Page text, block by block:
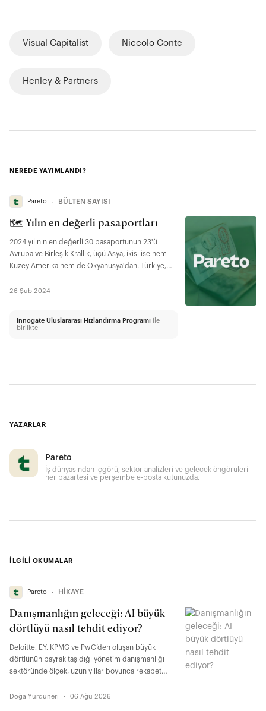
Visual Capitalist Niccolo Conte
Henley & Partners
NEREDE YAYIMLANDI?
Pareto ∙ BÜLTEN SAYISI
🗺️ Yılın en değerli pasaportları
2024 yılının en değerli 30 pasaportunun 23'ü
Avrupa ve Birleşik Krallık, üçü Asya, ikisi ise hem
Kuzey Amerika hem de Okyanusya'dan. Türkiye,
26 Şub 2024
Innogate Uluslararası Hızlandırma Programı ile
birlikte
YAZARLAR
Pareto
İş dünyasından içgörü, sektör analizleri ve gelecek öngörüleri
her pazartesi ve perşembe e-posta kutunuzda.
İLGİLİ OKUMALAR
Pareto ∙ HİKAYE
Danışmanlığın geleceği: AI büyük
dörtlüyü nasıl tehdit ediyor?
Deloitte, EY, KPMG ve PwC’den oluşan büyük
dörtlünün bayrak taşıdığı yönetim danışmanlığı
sektöründe ölçek, uzun yıllar boyunca rekabet
denklemi büyük oranda değiştirmeye başladı.
Doğa Yurduneri · 06 Ağu 2026